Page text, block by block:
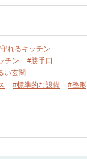
れるキッチン
チン
#勝手口
い玄関
#標準的な設備
#整形